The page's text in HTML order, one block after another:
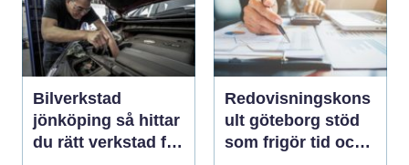
Bilverkstad
jönköping så hittar
du rätt verkstad för
Redovisningskons
ult göteborg stöd
som frigör tid och